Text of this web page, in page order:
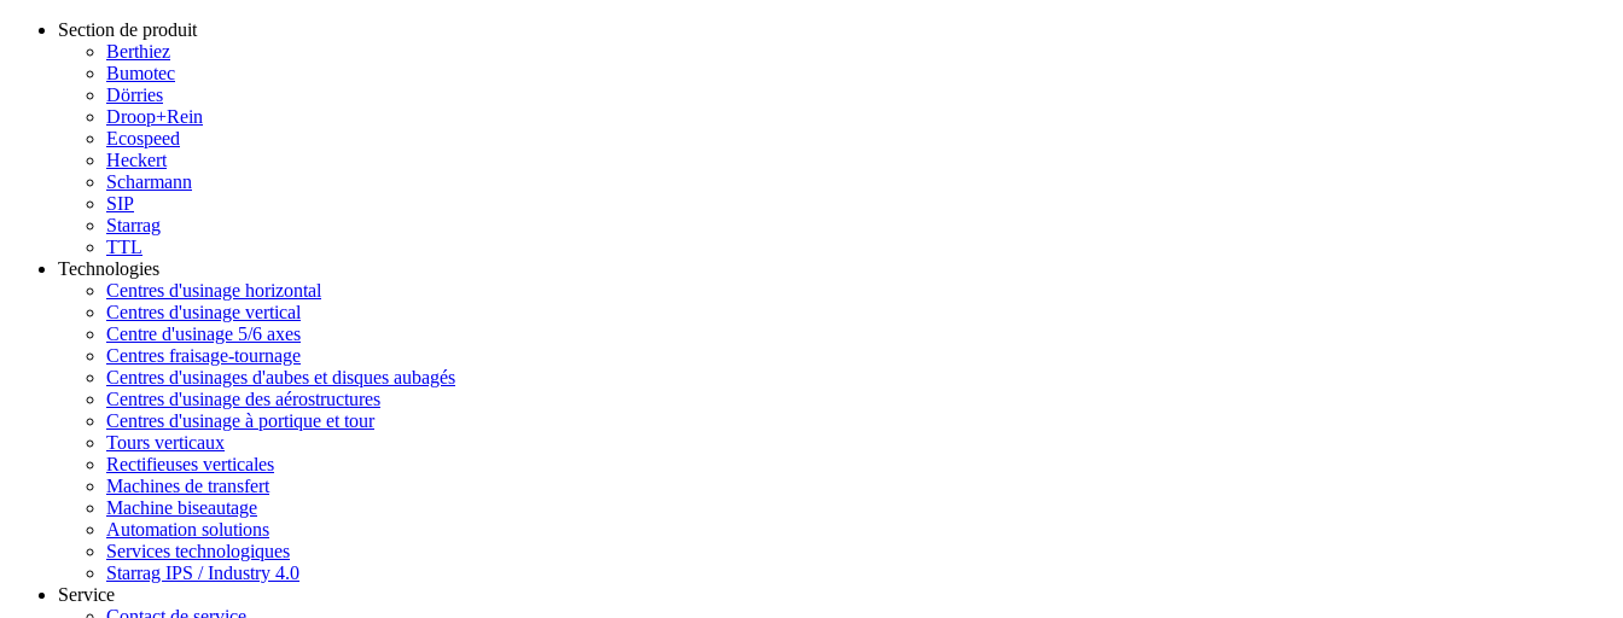
Section de produit
Berthiez
Bumotec
Dörries
Droop+Rein
Ecospeed
Heckert
Scharmann
SIP
Starrag
TTL
Technologies
Centres d'usinage horizontal
Centres d'usinage vertical
Centre d'usinage 5/6 axes
Centres fraisage-tournage
Centres d'usinages d'aubes et disques aubagés
Centres d'usinage des aérostructures
Centres d'usinage à portique et tour
Tours verticaux
Rectifieuses verticales
Machines de transfert
Machine biseautage
Automation solutions
Services technologiques
Starrag IPS / Industry 4.0
Service